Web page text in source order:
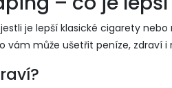
je lepší klasické cigarety
vám může ušetřit peníze, zdraví i